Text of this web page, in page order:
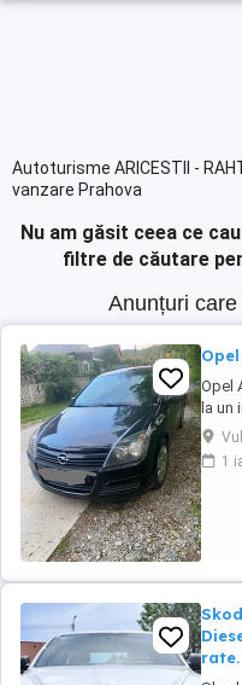
Autoturisme ARICESTII -
vanzare Prahova
Nu am găsit ceea ce
filtre de căutare
Anunțuri
Opel
la
1
rate.